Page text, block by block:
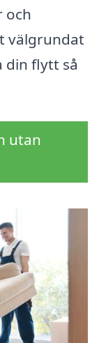
och
välgrundat
din flytt så
utan